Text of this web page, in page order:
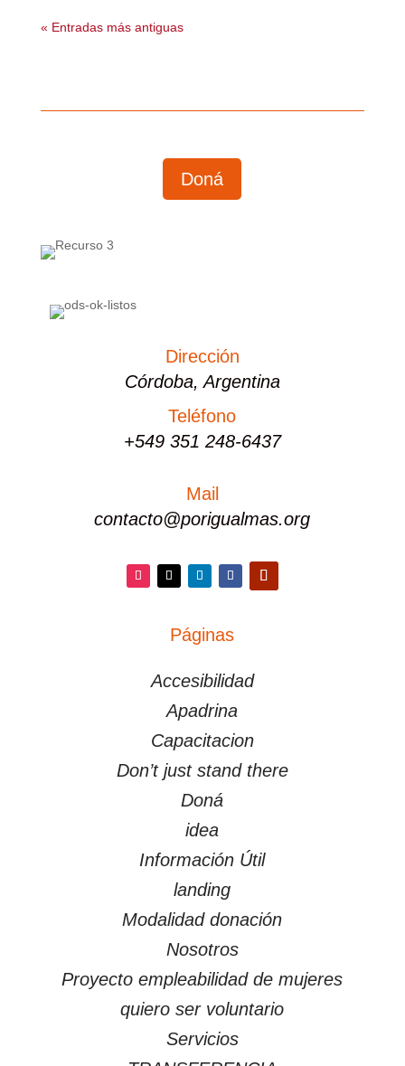
« Entradas más antiguas
Doná
Dirección
Córdoba, Argentina
Teléfono
+549 351 248-6437
Mail
contacto@porigualmas.org
Facebook
Páginas
Accesibilidad
Apadrina
Capacitacion
Don’t just stand there
Doná
idea
Información Útil
landing
Modalidad donación
Nosotros
Proyecto empleabilidad de mujeres
quiero ser voluntario
Servicios